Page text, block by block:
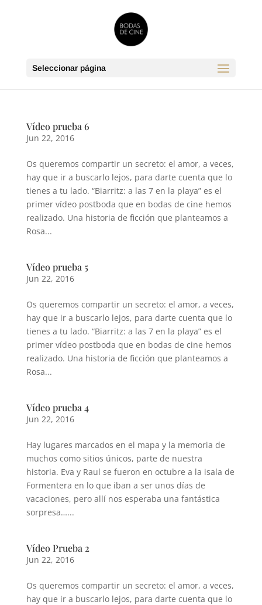
Seleccionar página
Vídeo prueba 6
Jun 22, 2016
Os queremos compartir un secreto: el amor, a veces,
hay que ir a buscarlo lejos, para darte cuenta que lo
tienes a tu lado. “Biarritz: a las 7 en la playa” es el
primer vídeo postboda que en bodas de cine hemos
realizado. Una historia de ficción que planteamos a
Rosa...
Vídeo prueba 5
Jun 22, 2016
Os queremos compartir un secreto: el amor, a veces,
hay que ir a buscarlo lejos, para darte cuenta que lo
tienes a tu lado. “Biarritz: a las 7 en la playa” es el
primer vídeo postboda que en bodas de cine hemos
realizado. Una historia de ficción que planteamos a
Rosa...
Vídeo prueba 4
Jun 22, 2016
Hay lugares marcados en el mapa y la memoria de
muchos como sitios únicos, parte de nuestra
historia. Eva y Raul se fueron en octubre a la isala de
Formentera en lo que iban a ser unos días de
vacaciones, pero allí nos esperaba una fantástica
sorpresa…...
Vídeo Prueba 2
Jun 22, 2016
Os queremos compartir un secreto: el amor, a veces,
hay que ir a buscarlo lejos, para darte cuenta que lo